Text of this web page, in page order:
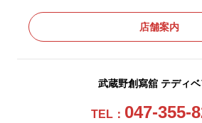
店舗案内
武蔵野創寫舘 テディ
TEL： 047-355-